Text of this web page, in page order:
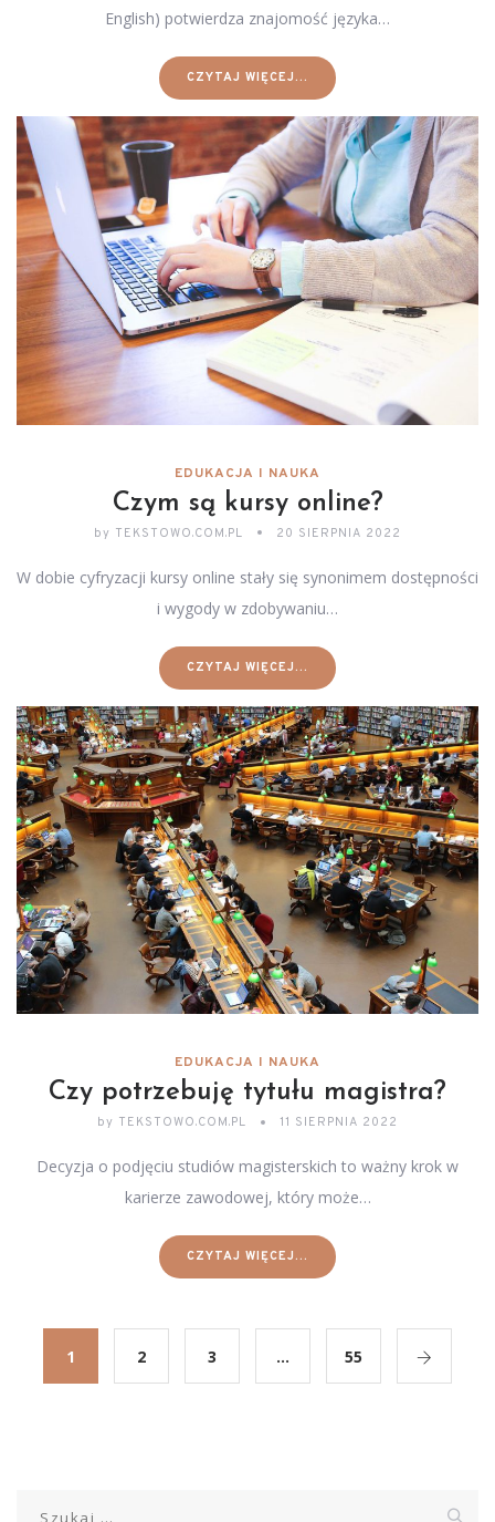
English) potwierdza znajomość języka…
CZYTAJ WIĘCEJ...
EDUKACJA I NAUKA
Czym są kursy online?
by TEKSTOWO.COM.PL 20 SIERPNIA 2022
W dobie cyfryzacji kursy online stały się synonimem dostępności
i wygody w zdobywaniu…
CZYTAJ WIĘCEJ...
EDUKACJA I NAUKA
Czy potrzebuję tytułu magistra?
by TEKSTOWO.COM.PL 11 SIERPNIA 2022
Decyzja o podjęciu studiów magisterskich to ważny krok w
karierze zawodowej, który może…
CZYTAJ WIĘCEJ...
1 2 3 … 55